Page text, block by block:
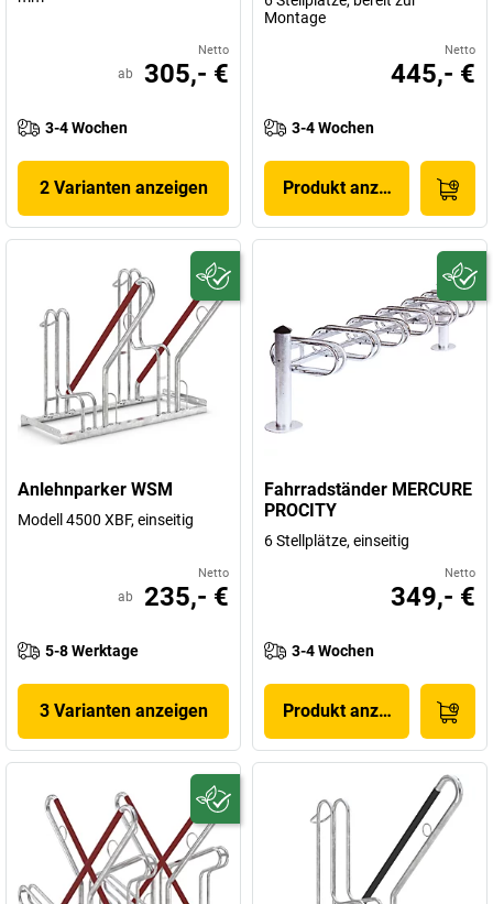
Netto
ab 305,- €
3-4 Wochen
2 Varianten anzeigen
Montage
Netto
445,- €
3-4 Wochen
Produkt anzeigen
Anlehnparker WSM
Modell 4500 XBF, einseitig
Netto
ab 235,- €
5-8 Werktage
3 Varianten anzeigen
Fahrradständer MERCURE
PROCITY
6 Stellplätze, einseitig
Netto
349,- €
3-4 Wochen
Produkt anzeigen